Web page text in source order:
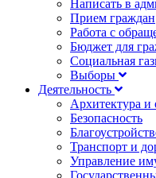
Написать в
Прием граждан
Работа с
Бюджет для
Социальная
Выборы
Деятельность
Архитектура и
Безопасность
Транспорт и
Управление